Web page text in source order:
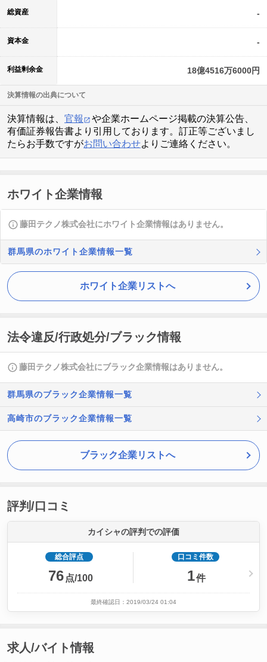
-
-
18億4516万6000円
総資産
資本金
利益剰余金
決算情報の出典について
決算情報は、 官報
や企業ホームページ掲載の決算公告、
有価証券報告書より引用しております。訂正等ございまし
たらお手数ですがお問い合わせよりご連絡ください。
ホワイト企業情報
藤田テクノ株式会社にホワイト企業情報はありません。
群馬県のホワイト企業情報一覧
ホワイト企業リストへ
法令違反/行政処分/ブラック情報
藤田テクノ株式会社にブラック企業情報はありません。
群馬県のブラック企業情報一覧
高崎市のブラック企業情報一覧
ブラック企業リストへ
評判/口コミ
カイシャの評判での評価
総合評点
76 点/100
口コミ件数
1件
最終確認日：2019/03/24 01:04
求人/バイト情報